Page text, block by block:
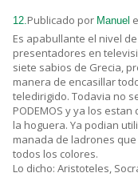
12.Publicado por Manuel
Es apabullante el nivel
presentadores en
siete sabios de Grecia,
manera de encasillar
teledirigido. Todavia no
PODEMOS y ya los
la hoguera. Ya podian
manada de ladrones
todos los colores.
Lo dicho: Aristoteles,